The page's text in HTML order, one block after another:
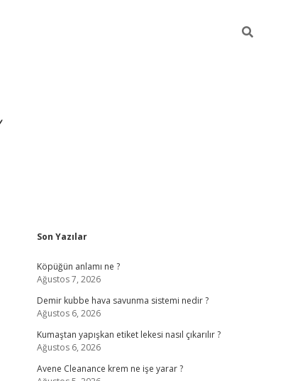
Sidebar
Son Yazılar
Köpüğün anlamı ne ?
Ağustos 7, 2026
Demir kubbe hava savunma sistemi nedir ?
Ağustos 6, 2026
Kumaştan yapışkan etiket lekesi nasıl çıkarılır ?
Ağustos 6, 2026
Avene Cleanance krem ne işe yarar ?